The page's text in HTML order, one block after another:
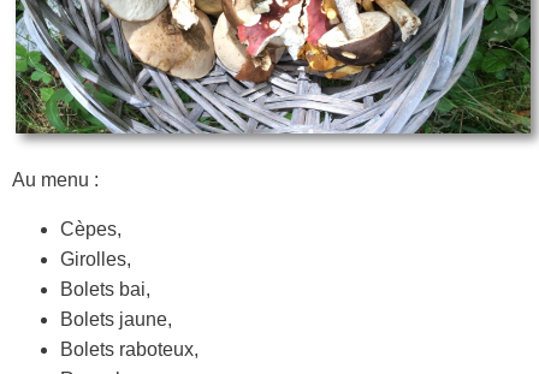
Au menu :
Cèpes,
Girolles,
Bolets bai,
Bolets jaune,
Bolets raboteux,